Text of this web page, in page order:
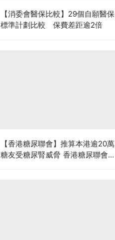
【消委會醫保比較】29個自願醫保
標準計劃比較 保費差距逾2倍
【香港糖尿聯會】推算本港逾20萬
糖友受糖尿腎威脅 香港糖尿聯會